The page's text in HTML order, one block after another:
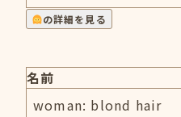
の詳細を見る
名前
woman: blond hair